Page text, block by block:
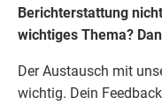
Berichterstattung
wichtiges Thema?
Der Austausch mit
wichtig. Dein Feedback